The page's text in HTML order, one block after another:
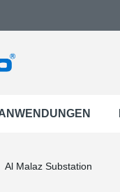
Al Malaz Substation